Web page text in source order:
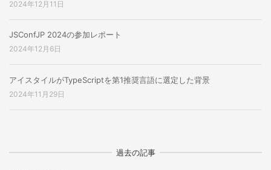
2024年12月11日
JSConfJP 2024の参加レポート
2024年12月6日
アイスタイルがTypeScriptを第1推奨言語に選定した背景
2024年11月29日
過去の記事